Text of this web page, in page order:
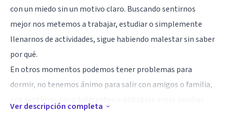
con un miedo sin un motivo claro. Buscando sentirnos
mejor nos metemos a trabajar, estudiar o simplemente
llenarnos de actividades, sigue habiendo malestar sin saber
por qué.
En otros momentos podemos tener problemas para
dormir, no tenemos ánimo para salir con amigos o familia,
Ver descripción completa